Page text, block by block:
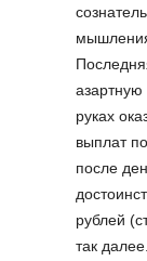
азартную
руках
выплат
после
рублей
так